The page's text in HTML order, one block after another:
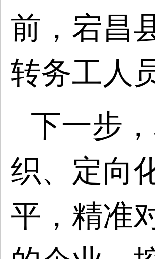
前，宕昌
转务工人
下一步
织、定向
平，精准